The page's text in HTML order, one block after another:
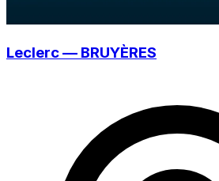
Leclerc — BRUYÈRES